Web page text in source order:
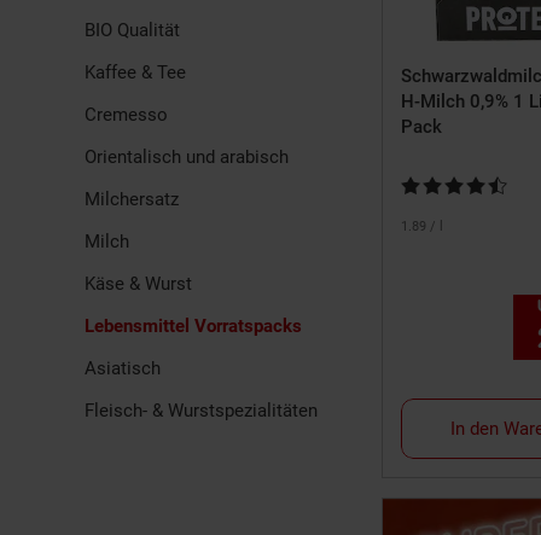
BIO Qualität
Kaffee & Tee
Cremesso
Orientalisch und arabisch
Milchersatz
Milch
Käse & Wurst
Lebensmittel Vorratspacks
Asiatisch
Fleisch- & Wurstspezialitäten
H-Milch 0,9% 1
Pack
1.89 / l
In den